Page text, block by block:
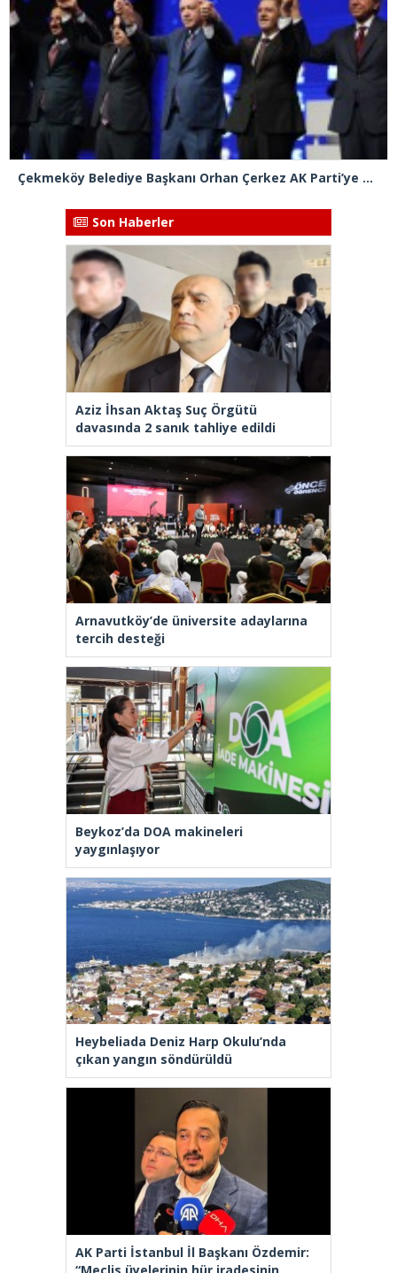
Çekmeköy Belediye Başkanı Orhan Çerkez AK Parti’ye katıldı
Son Haberler
Aziz İhsan Aktaş Suç Örgütü
davasında 2 sanık tahliye edildi
Arnavutköy’de üniversite adaylarına
tercih desteği
Beykoz’da DOA makineleri
yaygınlaşıyor
Heybeliada Deniz Harp Okulu’nda
çıkan yangın söndürüldü
AK Parti İstanbul İl Başkanı Özdemir: